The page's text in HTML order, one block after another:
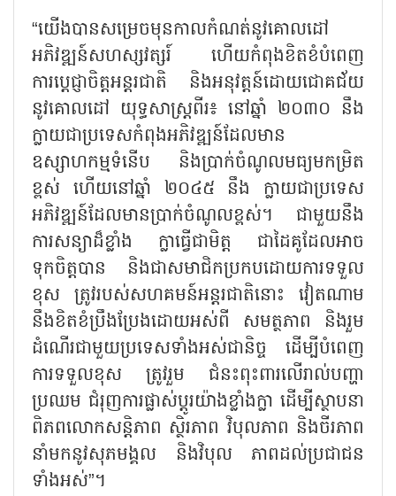
“យើងបានសម្រេចមុនកាលកំណត់នូវគោលដៅ
អភិវឌ្ឍន៍សហស្សវត្សរ៍ ហើយកំពុងខិតខំបំពេញ
ការប្តេជ្ញាចិត្តអន្តរជាតិ និងអនុវត្តន៍ដោយជោគជ័យ
នូវគោលដៅ យុទ្ធសាស្ត្រពីរ៖ នៅឆ្នាំ ២០៣០ នឹង
ក្លាយជាប្រទេសកំពុងអភិវឌ្ឍន៍ដែលមាន
ឧស្សាហកម្មទំនើប និងប្រាក់ចំណូលមធ្យមកម្រិត
ខ្ពស់ ហើយនៅឆ្នាំ ២០៤៥ នឹង ក្លាយជាប្រទេស
អភិវឌ្ឍន៍ដែលមានប្រាក់ចំណូលខ្ពស់។ ជាមួយនឹង
ការសន្យាដ៏ខ្លាំង ក្លាធ្វើជាមិត្ត ជាដៃគូដែលអាច
ទុកចិត្តបាន និងជាសមាជិកប្រកបដោយការទទួល
ខុស ត្រូវរបស់សហគមន៍អន្តរជាតិនោះ វៀតណាម
នឹងខិតខំប្រឹងប្រែងដោយអស់ពី សមត្ថភាព និងរួម
ដំណើរជាមួយប្រទេសទាំងអស់ជានិច្ច ដើម្បីបំពេញ
ការទទួលខុស ត្រូវរួម ជំនះពុះពារលើរាល់បញ្ហា
ប្រឈម ជំរុញការផ្លាស់ប្តូរយ៉ាងខ្លាំងក្លា ដើម្បីស្ថាបនា
ពិភពលោកសន្តិភាព ស្ថិរភាព វិបុលភាព និងចីរភាព
នាំមកនូវសុភមង្គល និងវិបុល ភាពដល់ប្រជាជន
ទាំងអស់”។